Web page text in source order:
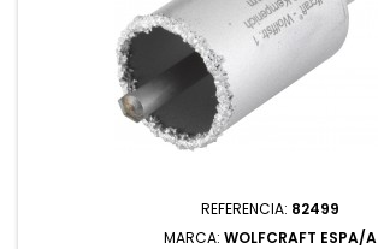
REFERENCIA: 82499
MARCA: WOLFCRAFT ESPA/A